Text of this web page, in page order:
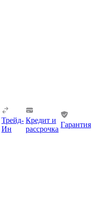
Трейд-
Ин
Кредит и
рассрочка
Гарантия